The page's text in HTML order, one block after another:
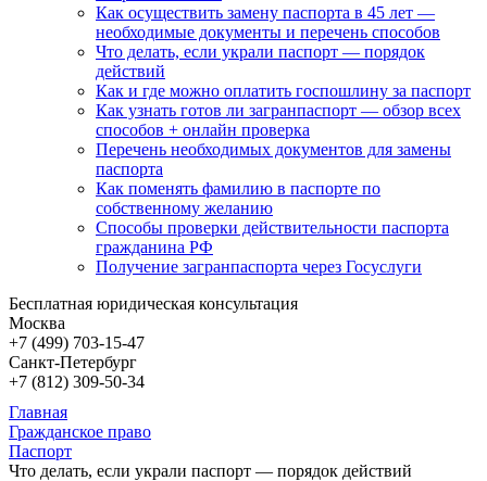
Как осуществить замену паспорта в 45 лет —
необходимые документы и перечень способов
Что делать, если украли паспорт — порядок
действий
Как и где можно оплатить госпошлину за паспорт
Как узнать готов ли загранпаспорт — обзор всех
способов + онлайн проверка
Перечень необходимых документов для замены
паспорта
Как поменять фамилию в паспорте по
собственному желанию
Способы проверки действительности паспорта
гражданина РФ
Получение загранпаспорта через Госуслуги
Бесплатная юридическая консультация
Москва
+7 (499) 703-15-47
Санкт-Петербург
+7 (812) 309-50-34
Главная
Гражданское право
Паспорт
Что делать, если украли паспорт — порядок действий